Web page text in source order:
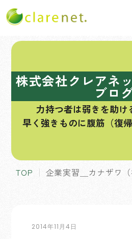
株式会社クレアネ
ブロ
力持つ者は弱きを助け
早く強きものに腹筋（復
TOP 企業実習＿カナザワ（
2014年11月4日